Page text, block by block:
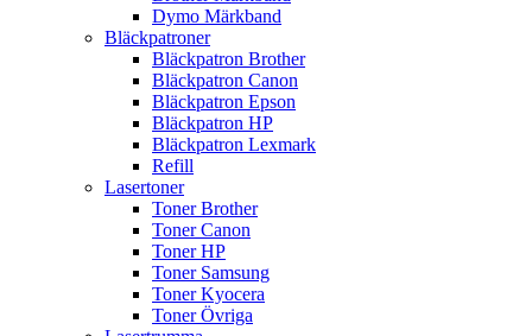
Dymo Märkband
Bläckpatroner
Bläckpatron Brother
Bläckpatron Canon
Bläckpatron Epson
Bläckpatron HP
Bläckpatron Lexmark
Refill
Lasertoner
Toner Brother
Toner Canon
Toner HP
Toner Samsung
Toner Kyocera
Toner Övriga